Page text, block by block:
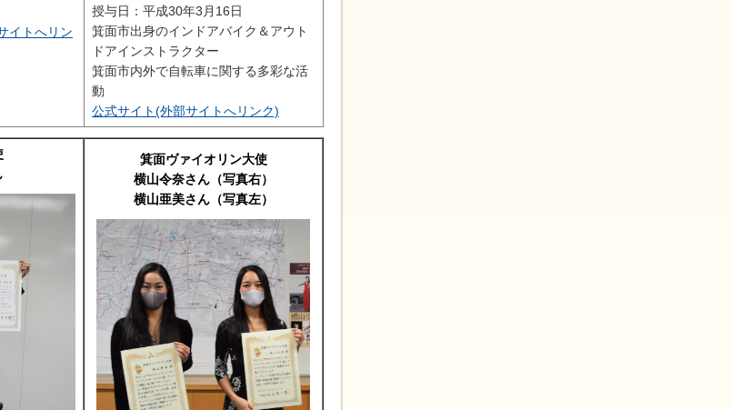
イトへリン
授与日：平成30年3月16日
箕面市出身のインドアバイク＆アウト
ドアインストラクター
箕面市内外で自転車に関する多彩な活
動
公式サイト(外部サイトへリンク)
箕面ヴァイオリン大使
横山令奈さん（写真右）
横山亜美さん（写真左）